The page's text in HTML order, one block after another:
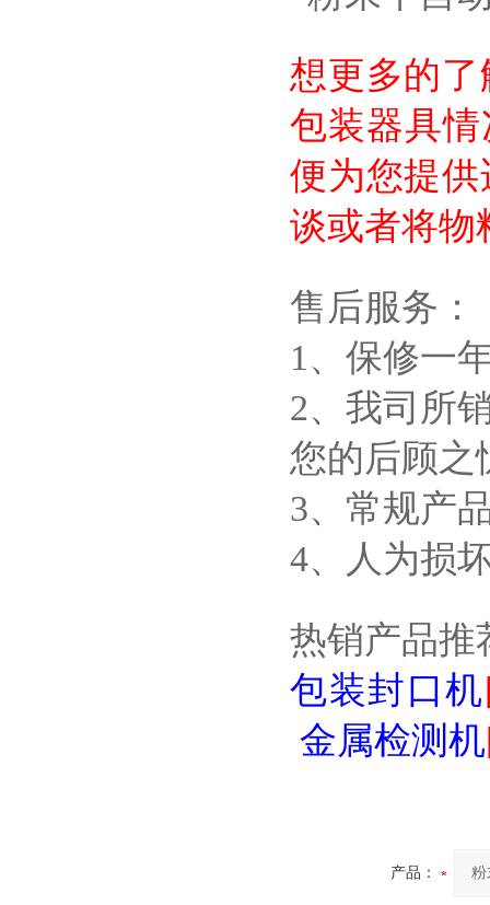
想更多的
包装器具
便为您提
谈或者将物
售后服务：
1、保修一
2、我司所
您的后顾之
3、常规产
4、人为损
热销产品推
包装封口机
金属检测机
产品：